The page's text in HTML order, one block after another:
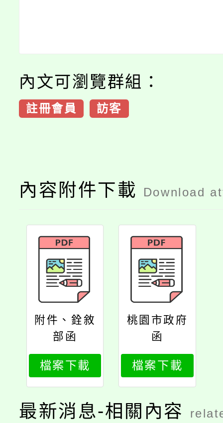
內文可瀏覽群組：
註冊會員 訪客
內容附件下載 Download
附件、銓敘
部函
檔案下載
桃園市政府
函
檔案下載
最新消息-相關內容